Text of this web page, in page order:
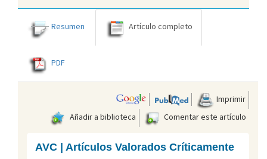
Resumen Artículo completo
PDF
Imprimir
Añadir a biblioteca
Comentar este artículo
AVC | Artículos Valorados Críticamente